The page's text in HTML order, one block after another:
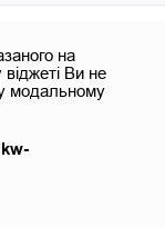
на
Ви не
модальному